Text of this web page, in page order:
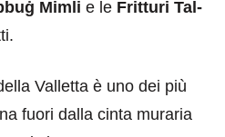
Mimli e le Fritturi Tal-
Valletta è uno dei più
fuori dalla cinta muraria